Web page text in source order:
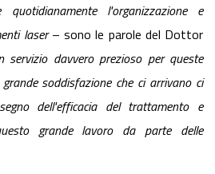
quotidianamente l'organizzazione e
laser– sono le parole del Dottor
servizio davvero prezioso per queste
soddisfazione che ci arrivano ci
dell'efficacia del trattamento e
grande lavoro da parte delle